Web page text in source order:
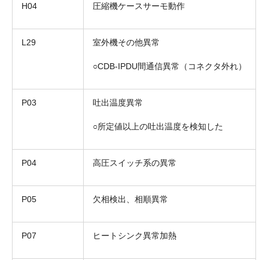
H04 圧縮機ケースサーモ動作
L29 室外機その他異常
○CDB-IPDU間通信異常（コネクタ外れ）
P03 吐出温度異常
○所定値以上の吐出温度を検知した
P04 高圧スイッチ系の異常
P05 欠相検出、相順異常
P07 ヒートシンク異常加熱